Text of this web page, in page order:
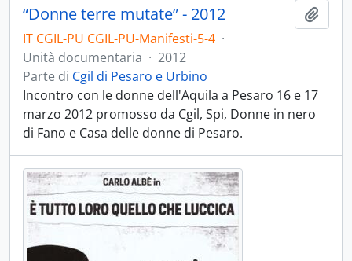
“Donne terre mutate” - 2012
IT CGIL-PU CGIL-PU-Manifesti-5-4 ·
Unità documentaria · 2012
Parte di Cgil di Pesaro e Urbino
Incontro con le donne dell'Aquila a Pesaro 16 e 17
marzo 2012 promosso da Cgil, Spi, Donne in nero
di Fano e Casa delle donne di Pesaro.